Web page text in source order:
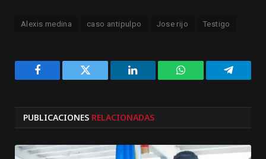
Alexis medina caso antipulpo Jose rijo Testigo
Facebook Twitter LinkedIn WhatsApp
PUBLICACIONES RELACIONADAS